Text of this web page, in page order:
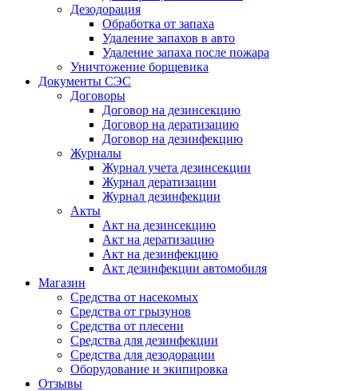
Дезодорация
Обработка от запаха
Удаление запахов в авто
Удаление запаха после пожара
Уничтожение борщевика
Документы СЭС
Договоры
Договор на дезинсекцию
Договор на дератизацию
Договор на дезинфекцию
Журналы
Журнал учета дезинсекции
Журнал дератизации
Журнал дезинфекции
Акты
Акт на дезинсекцию
Акт на дератизацию
Акт на дезинфекцию
Акт дезинфекции автомобиля
Магазин
Средства от насекомых
Средства от грызунов
Средства от плесени
Средства для дезинфекции
Средства для дезодорации
Оборудование и экипировка
Отзывы